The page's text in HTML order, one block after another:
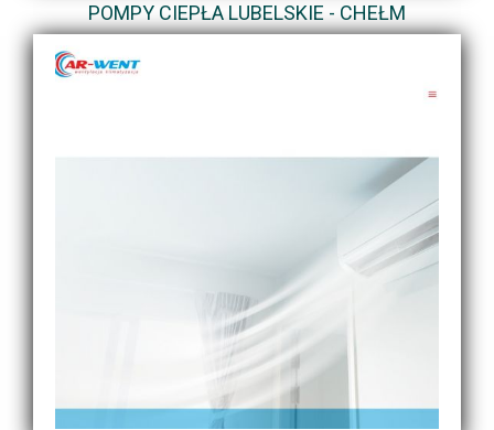
POMPY CIEPŁA LUBELSKIE - CHEŁM